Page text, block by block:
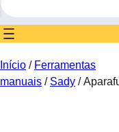
e
a
r
h
Início / Ferramentas
manuais / Sady /